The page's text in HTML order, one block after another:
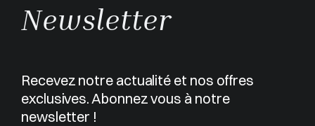
Newsletter
Recevez notre actualité et nos offres
exclusives. Abonnez vous à notre
newsletter !